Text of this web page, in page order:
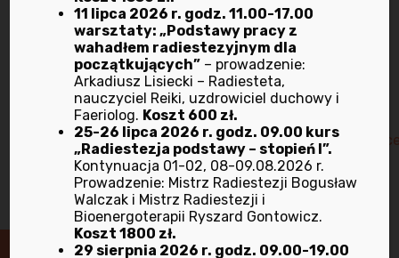
W zakresie informacji o preferencjach
użytkownika gromadzonych przez sieć
reklamową Google użytkownik może przeglądać
i edytować informacje wynikające z plików
cookies przy pomocy
narzędzia: https://www.google.com/ads/
11 lipca 2026 r. godz. 11.00-17.00
warsztaty: „Podstawy pracy z
wahadłem radiestezyjnym dla
początkujących” – prowadzenie:
Arkadiusz Lisiecki – Radiesteta,
nauczyciel Reiki, uzdrowiciel duchowy i
Faeriolog. Koszt 600 zł.
25-26 lipca 2026 r. godz. 09.00 kurs
„Radiestezja podstawy – stopień I”.
Kontynuacja 01-02, 08-09.08.2026 r.
Prowadzenie: Mistrz Radiestezji Bogusław
Walczak i Mistrz Radiestezji i
Bioenergoterapii Ryszard Gontowicz.
Koszt 1800 zł.
29 sierpnia 2026 r. godz. 09.00-19.00